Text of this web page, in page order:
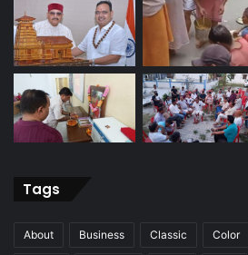
Tags
About Business Classic Color